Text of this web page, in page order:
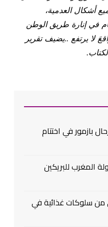
أشكال العدمية،
في إنارة طريق الوطن
لا يرتفع ..يضيف تقرير
.
بازمور في اختتام
المغرب للبريكين
من سلوكات غذائية في